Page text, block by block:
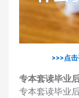
>>>点
专本套读毕业
专本套读毕业